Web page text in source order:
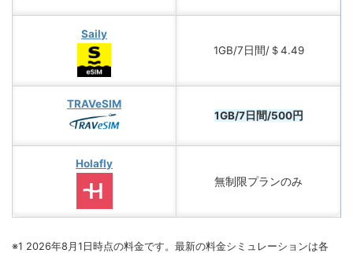
Saily
1GB/7日間/＄4.49
TRAVeSIM
1GB/7日間/500円
Holafly
無制限プランのみ
※1 2026年8月1日時点の料金です。最新の料金シミュレーションは各